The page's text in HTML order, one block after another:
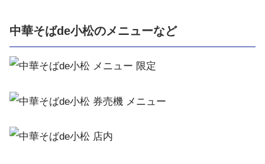
中華そばde小松のメニューなど